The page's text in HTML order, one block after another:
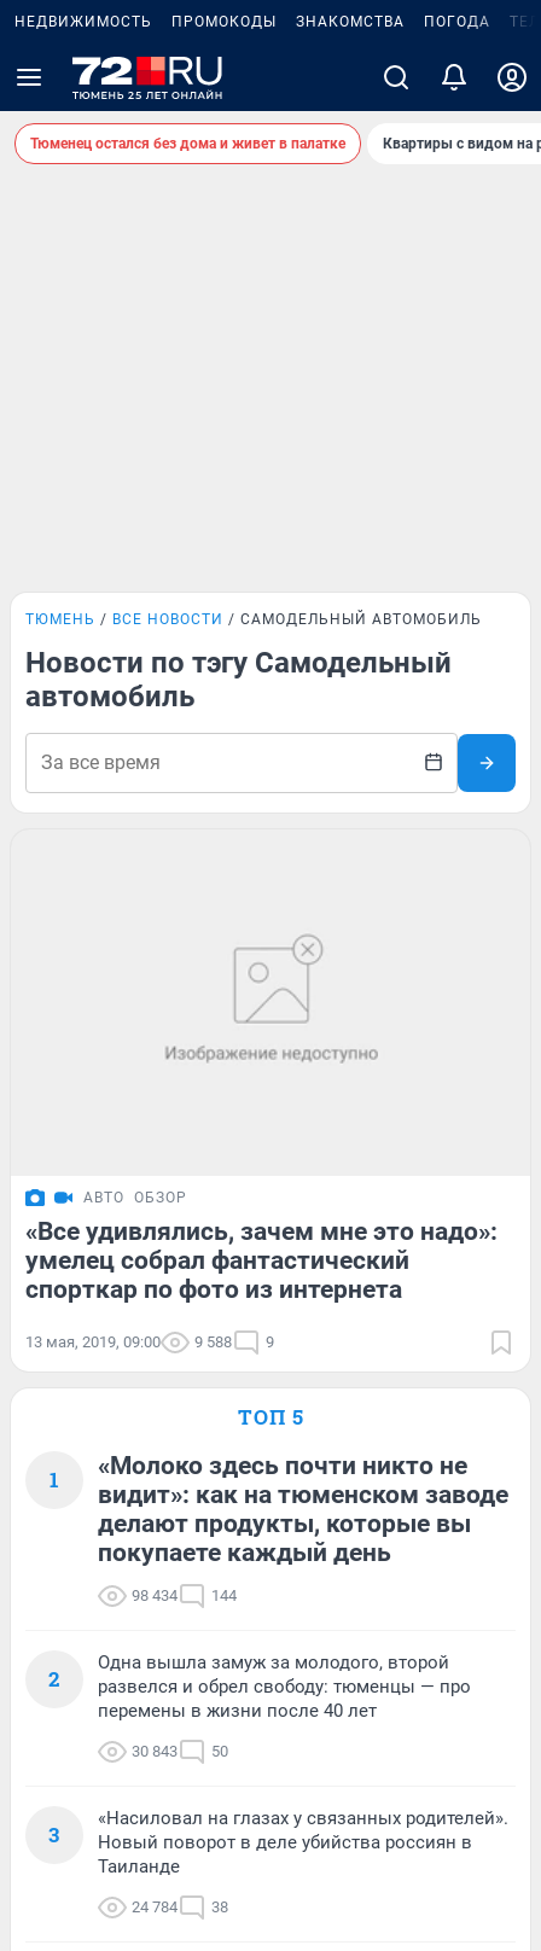
НЕДВИЖИМОСТЬ ПРОМОКОДЫ ЗНАКОМСТВА ПОГОДА
Тюменец остался без дома и живет в палатке Квартиры с видом на
ТЮМЕНЬ ВСЕ НОВОСТИ САМОДЕЛЬНЫЙ АВТОМОБИЛЬ
Новости по тэгу Самодельный
автомобиль
АВТО ОБЗОР
«Все удивлялись, зачем мне это надо»:
умелец собрал фантастический
спорткар по фото из интернета
13 мая, 2019, 09:00 9 588 9
ТОП 5
1
«Молоко здесь почти никто не
видит»: как на тюменском заводе
делают продукты, которые вы
покупаете каждый день
98 434 144
2
Одна вышла замуж за молодого, второй
развелся и обрел свободу: тюменцы — про
перемены в жизни после 40 лет
30 843 50
3
«Насиловал на глазах у связанных родителей».
Новый поворот в деле убийства россиян в
Таиланде
24 784 38